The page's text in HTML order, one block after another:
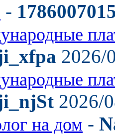
-
2026/
2026/
на дом -